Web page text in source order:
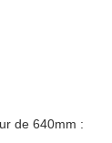
de 640mm :